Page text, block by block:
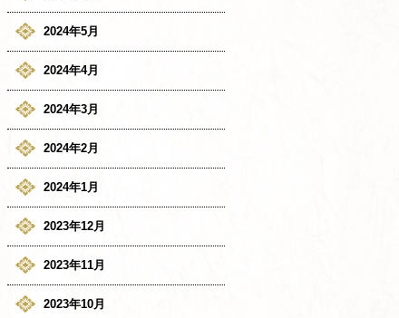
2024年5月
2024年4月
2024年3月
2024年2月
2024年1月
2023年12月
2023年11月
2023年10月